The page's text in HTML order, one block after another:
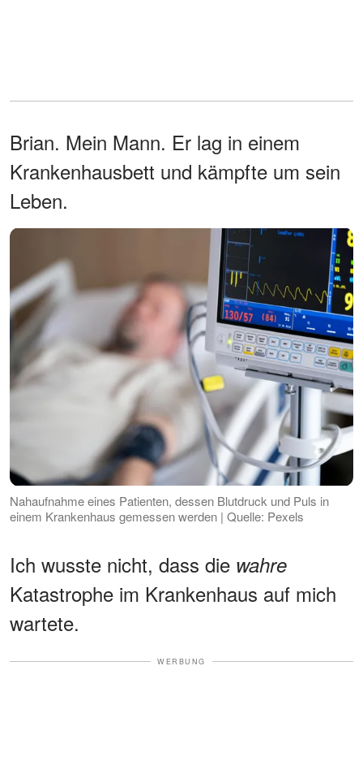
Brian. Mein Mann. Er lag in einem
Krankenhausbett und kämpfte um sein
Leben.
Nahaufnahme eines Patienten, dessen Blutdruck und Puls in
einem Krankenhaus gemessen werden | Quelle: Pexels
Ich wusste nicht, dass die wahre
Katastrophe im Krankenhaus auf mich
wartete.
WERBUNG